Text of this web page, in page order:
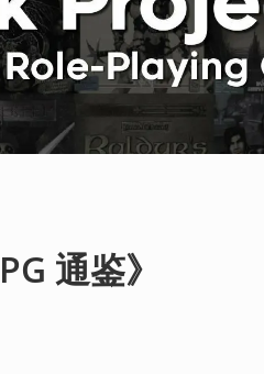
发布内容动态/评论
登录 / 注册
通鉴》